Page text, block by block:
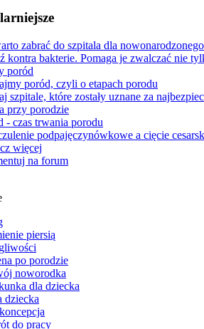
zabrać do szpitala dla
kontra bakterie. Pomaga je zwalczać nie
poród
poród, czyli o etapach porodu
szpitale, które zostały uznane za
przy porodzie
- czas trwania porodu
podpajęczynówkowe a cięcie
więcej
na forum
piersią
po porodzie
noworodka
dla dziecka
dziecka
do pracy